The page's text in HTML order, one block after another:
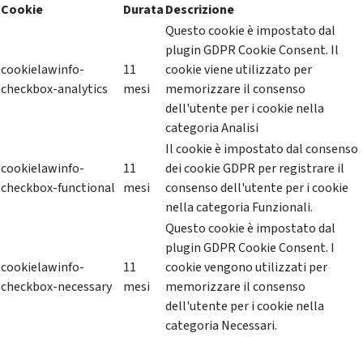
Cookie
DurataDescrizione
cookielawinfo-
checkbox-analytics
11
mesi
Questo cookie è impostato dal
plugin GDPR Cookie Consent. Il
cookie viene utilizzato per
memorizzare il consenso
dell'utente per i cookie nella
categoria Analisi
cookielawinfo-
checkbox-functional
11
mesi
Il cookie è impostato dal consenso
dei cookie GDPR per registrare il
consenso dell'utente per i cookie
nella categoria Funzionali.
cookielawinfo-
checkbox-necessary
11
mesi
Questo cookie è impostato dal
plugin GDPR Cookie Consent. I
cookie vengono utilizzati per
memorizzare il consenso
dell'utente per i cookie nella
categoria Necessari.